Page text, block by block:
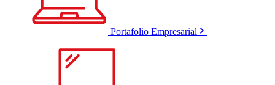
Portafolio Empresarial